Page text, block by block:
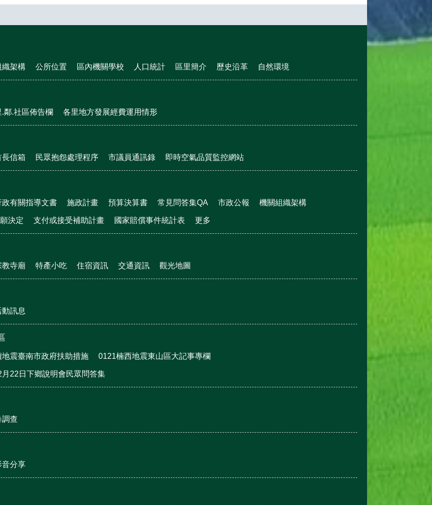
織架構 公所位置 區內機關學校 人口統計 區里簡介 歷史沿革 自然環境
.鄰.社區佈告欄 各里地方發展經費運用情形
長信箱 民眾抱怨處理程序 市議員通訊錄 即時空氣品質監控網站
政有關指導文書 施政計畫 預算決算書 常見問答集QA 市政公報 機關組織架構
決定 支付或接受補助計畫 國家賠償事件統計表 更多
教寺廟 特產小吃 住宿資訊 交通資訊 觀光地圖
動訊息
震臺南市政府扶助措施 0121楠西地震東山區大記事專欄
22日下鄉說明會民眾問答集
調查
音分享